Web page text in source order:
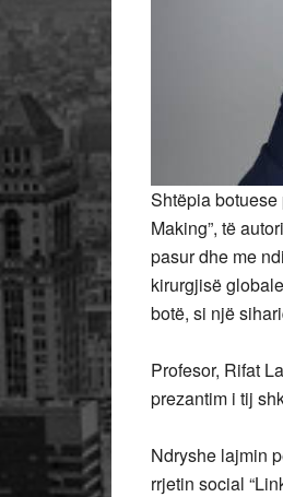
Shtëpia botuese
Making”, të
pasur dhe me
kirurgjisë
botë, si një
Profesor, Rifat
prezantim i tij
Ndryshe lajmin
rrjetin social